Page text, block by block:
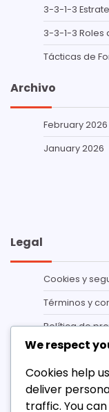
3-3-1-3
3-3-1-3 Roles
Tácticas de
Archivo
February 2026
January 2026
Legal
Cookies y
Términos y
Política de
Contáctanos
Quiénes
Categorías
We respect
Cookies help
deliver
traffic. You